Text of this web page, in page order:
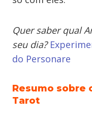
Quer saber qual
seu dia?
do Personare
Resumo sobre
Tarot